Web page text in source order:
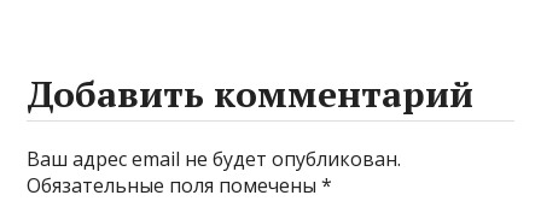
Добавить комментарий
Ваш адрес email не будет опубликован.
Обязательные поля помечены*